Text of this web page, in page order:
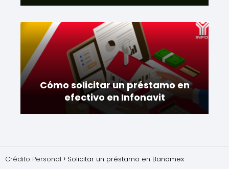
Cómo solicitar un préstamo en
efectivo en Infonavit
Crédito Personal Solicitar un préstamo en Banamex